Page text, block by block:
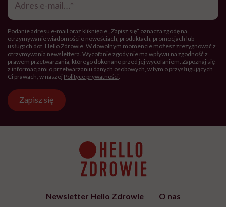
mail*
Podanie adresu e-mail oraz kliknięcie „Zapisz się” oznacza zgodę na
otrzymywanie wiadomości o nowościach, produktach, promocjach lub
usługach dot. Hello Zdrowie. W dowolnym momencie możesz zrezygnować z
otrzymywania newslettera. Wycofanie zgody nie ma wpływu na zgodność z
prawem przetwarzania, którego dokonano przed jej wycofaniem. Zapoznaj się
z informacjami o przetwarzaniu danych osobowych, w tym o przysługujących
Ci prawach, w naszej Polityce prywatności
Zapisz się
Newsletter Hello Zdrowie
O nas